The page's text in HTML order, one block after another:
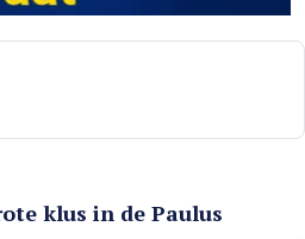
klus in de Paulus